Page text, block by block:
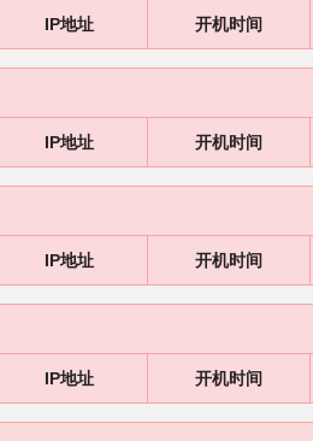
IP地址 开机时间
IP地址 开机时间
IP地址 开机时间
IP地址 开机时间